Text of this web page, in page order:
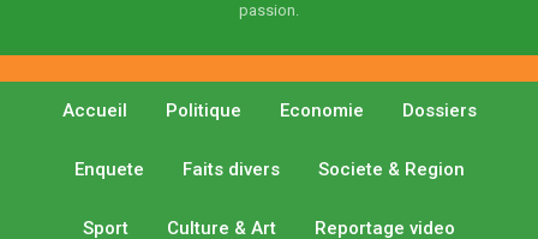
passion.
Accueil Politique Economie Dossiers
Enquete Faits divers Societe & Region
Sport Culture & Art Reportage video